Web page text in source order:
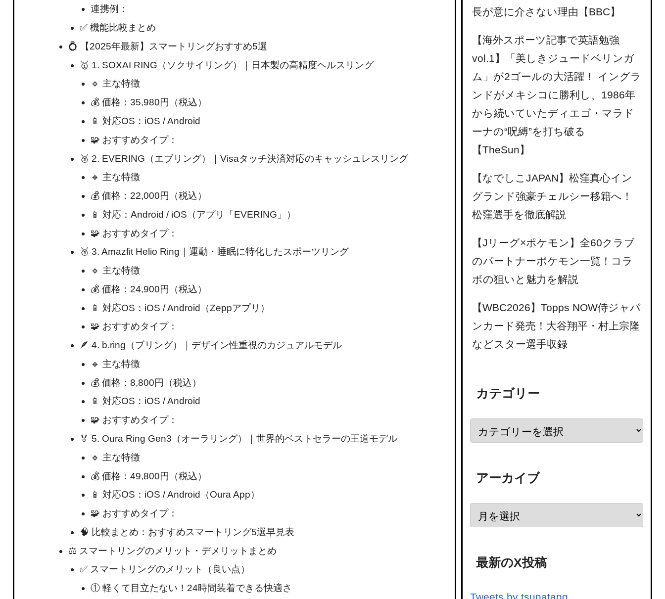
連携例：
✅ 機能比較まとめ
💍 【2025年最新】スマートリングおすすめ5選
🥇 1. SOXAI RING（ソクサイリング）｜日本製の高精度ヘルスリング
🔹 主な特徴
💰 価格：35,980円（税込）
📱 対応OS：iOS / Android
🧩 おすすめタイプ：
🥈 2. EVERING（エブリング）｜Visaタッチ決済対応のキャッシュレスリング
🔹 主な特徴
💰 価格：22,000円（税込）
📱 対応：Android / iOS（アプリ「EVERING」）
🧩 おすすめタイプ：
🥉 3. Amazfit Helio Ring｜運動・睡眠に特化したスポーツリング
🔹 主な特徴
💰 価格：24,900円（税込）
📱 対応OS：iOS / Android（Zeppアプリ）
🧩 おすすめタイプ：
🪶 4. b.ring（ブリング）｜デザイン性重視のカジュアルモデル
🔹 主な特徴
💰 価格：8,800円（税込）
📱 対応OS：iOS / Android
🧩 おすすめタイプ：
🏅 5. Oura Ring Gen3（オーラリング）｜世界的ベストセラーの王道モデル
🔹 主な特徴
💰 価格：49,800円（税込）
📱 対応OS：iOS / Android（Oura App）
🧩 おすすめタイプ：
🧠 比較まとめ：おすすめスマートリング5選早見表
⚖️ スマートリングのメリット・デメリットまとめ
✅ スマートリングのメリット（良い点）
① 軽くて目立たない！24時間装着できる快適さ
長が意に介さない理由【BBC】
【海外スポーツ記事で英語勉強
vol.1】「美しきジュードベリンガ
ム」が2ゴールの大活躍！ イングラ
ンドがメキシコに勝利し、1986年
から続いていたディエゴ・マラド
ーナの“呪縛”を打ち破る
【TheSun】
【なでしこJAPAN】松窪真心イン
グランド強豪チェルシー移籍へ！
松窪選手を徹底解説
【Jリーグ×ポケモン】全60クラブ
のパートナーポケモン一覧！コラ
ボの狙いと魅力を解説
【WBC2026】Topps NOW侍ジャパ
ンカード発売！大谷翔平・村上宗隆
などスター選手収録
カテゴリー
アーカイブ
最新のX投稿
Tweets by tsunatang